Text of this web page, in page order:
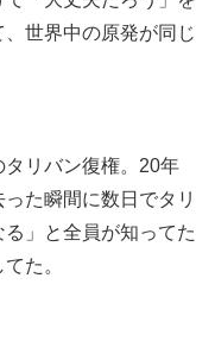
世界中の原発が同じ
リバン復権。20年
た瞬間に数日でタリ
」と全員が知ってた
た。